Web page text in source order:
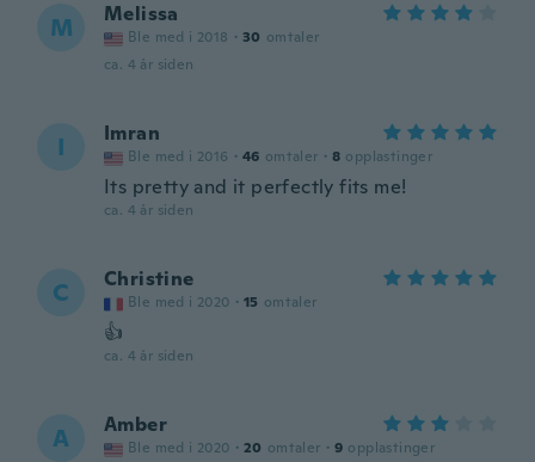
M Melissa
Ble med i 2018 · 30 omtaler
ca. 4 år siden
I Imran
Ble med i 2016 · 46 omtaler · 8 opplastinger
Its pretty and it perfectly fits me!
ca. 4 år siden
C Christine
Ble med i 2020 · 15 omtaler
👍
ca. 4 år siden
A Amber
Ble med i 2020 · 20 omtaler · 9 opplastinger